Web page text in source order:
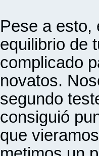
Pese a esto,
equilibrio de
complicado
novatos.
segundo
consiguió
que